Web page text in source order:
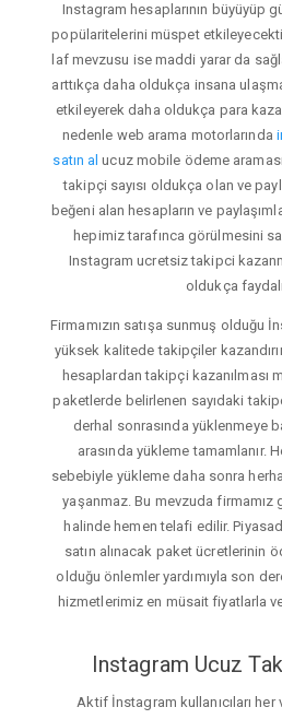
Instagram hesaplarının büyüyüp
popülaritelerini müspet
laf mevzusu ise maddi yarar da
arttıkça daha oldukça insana
etkileyerek daha oldukça para
nedenle web arama motorlarında
satın al ucuz mobile ödeme
takipçi sayısı oldukça olan ve
beğeni alan hesapların ve
hepimiz tarafınca görülmesini
Instagram ucretsiz takipci
oldukça
Firmamızın satışa sunmuş olduğu
yüksek kalitede takipçiler
hesaplardan takipçi kazanılması
paketlerde belirlenen sayıdaki
derhal sonrasında yüklenmeye
arasında yükleme tamamlanır.
sebebiyle yükleme daha sonra
yaşanmaz. Bu mevzuda firmamız
halinde hemen telafi edilir.
satın alınacak paket ücretlerinin
olduğu önlemler yardımıyla son
hizmetlerimiz en müsait fiyatlarla
Instagram Ucuz
Aktif İnstagram kullanıcıları